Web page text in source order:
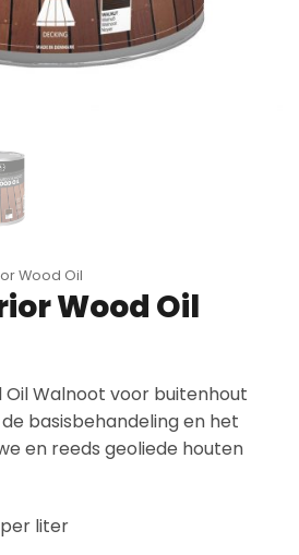
Wood Oil
Wood Oil
Oil Walnoot voor buitenhout
basisbehandeling en het
en reeds geoliede houten
liter